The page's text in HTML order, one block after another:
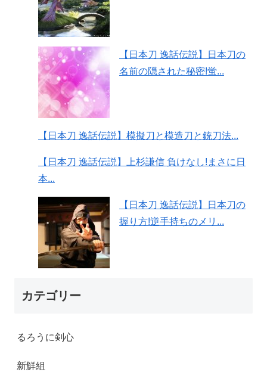
【日本刀 逸話伝説】日本刀の
名前の隠された秘密!蛍...
【日本刀 逸話伝説】模擬刀と模造刀と銃刀法...
【日本刀 逸話伝説】上杉謙信 負けなし!まさに日
本...
【日本刀 逸話伝説】日本刀の
握り方!逆手持ちのメリ...
カテゴリー
るろうに剣心
新鮮組